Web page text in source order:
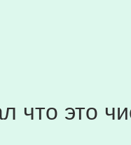
что это